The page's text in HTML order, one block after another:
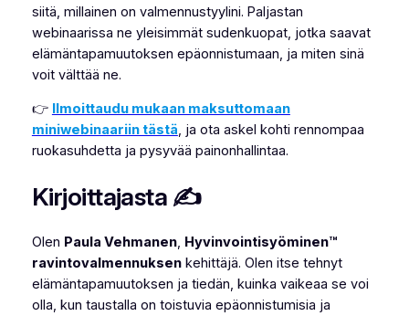
siitä, millainen on valmennustyylini. Paljastan
webinaarissa ne yleisimmät sudenkuopat, jotka saavat
elämäntapamuutoksen epäonnistumaan, ja miten sinä
voit välttää ne.
👉
Ilmoittaudu mukaan maksuttomaan
miniwebinaariin tästä, ja ota askel kohti rennompaa
ruokasuhdetta ja pysyvää painonhallintaa.
Kirjoittajasta ✍️
Olen Paula Vehmanen, Hyvinvointisyöminen™
ravintovalmennuksenkehittäjä. Olen itse tehnyt
elämäntapamuutoksen ja tiedän, kuinka vaikeaa se voi
olla, kun taustalla on toistuvia epäonnistumisia ja